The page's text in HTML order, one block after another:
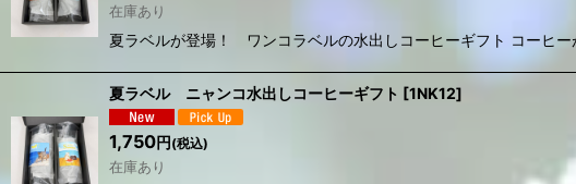
在庫あり
夏ラベルが登場！ ワンコラベルの水出しコーヒーギフト コーヒ
夏ラベル ニャンコ水出しコーヒーギフト [1NK12]
1,750円 (税込)
在庫あり